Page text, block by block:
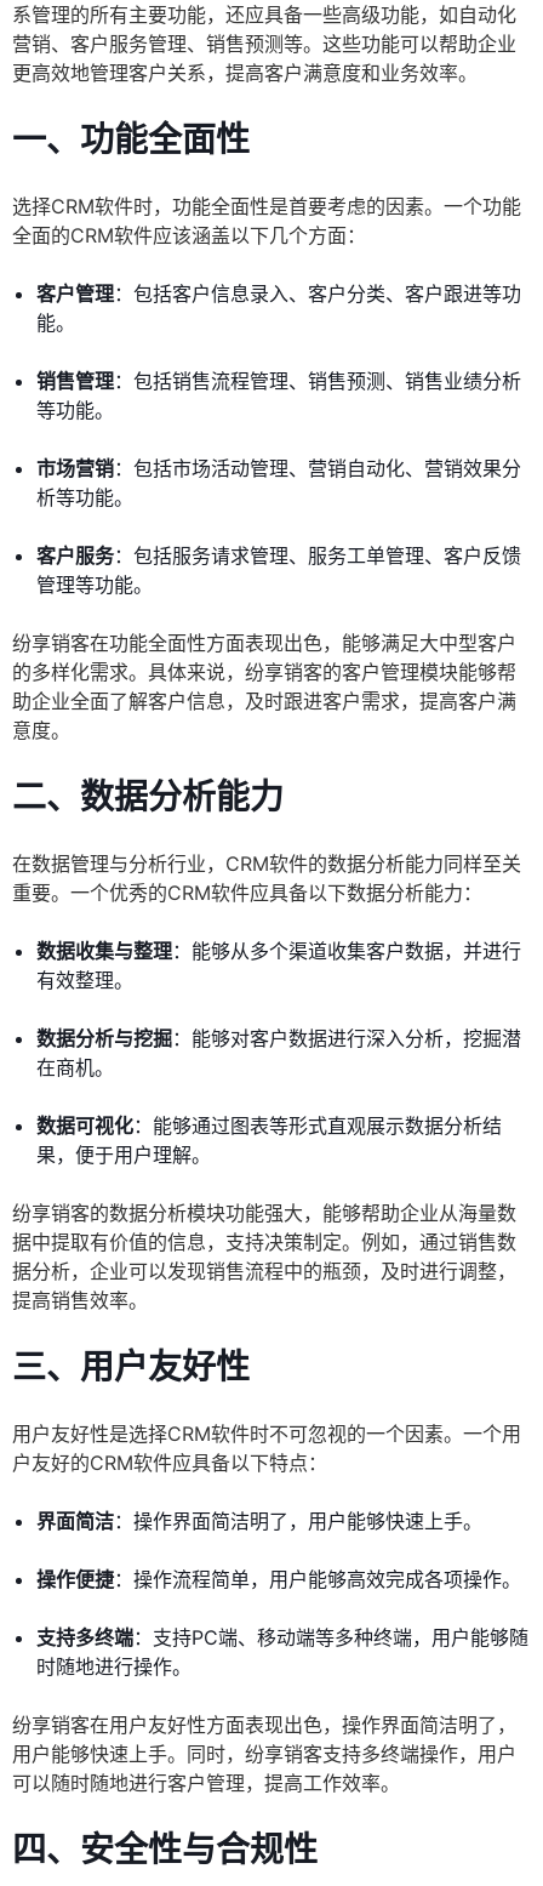
系管理的所有主要功能，还应具备一些高级功能，如自动化
营销、客户服务管理、销售预测等。这些功能可以帮助企业
更高效地管理客户关系，提高客户满意度和业务效率。
一、功能全面性
选择CRM软件时，功能全面性是首要考虑的因素。一个功能
全面的CRM软件应该涵盖以下几个方面：
客户管理：包括客户信息录入、客户分类、客户跟进等功
能。
销售管理：包括销售流程管理、销售预测、销售业绩分析
等功能。
市场营销：包括市场活动管理、营销自动化、营销效果分
析等功能。
客户服务：包括服务请求管理、服务工单管理、客户反馈
管理等功能。
纷享销客在功能全面性方面表现出色，能够满足大中型客户
的多样化需求。具体来说，纷享销客的客户管理模块能够帮
助企业全面了解客户信息，及时跟进客户需求，提高客户满
意度。
二、数据分析能力
在数据管理与分析行业，CRM软件的数据分析能力同样至关
重要。一个优秀的CRM软件应具备以下数据分析能力：
数据收集与整理：能够从多个渠道收集客户数据，并进行
有效整理。
数据分析与挖掘：能够对客户数据进行深入分析，挖掘潜
在商机。
数据可视化：能够通过图表等形式直观展示数据分析结
果，便于用户理解。
纷享销客的数据分析模块功能强大，能够帮助企业从海量数
据中提取有价值的信息，支持决策制定。例如，通过销售数
据分析，企业可以发现销售流程中的瓶颈，及时进行调整，
提高销售效率。
三、用户友好性
用户友好性是选择CRM软件时不可忽视的一个因素。一个用
户友好的CRM软件应具备以下特点：
界面简洁：操作界面简洁明了，用户能够快速上手。
操作便捷：操作流程简单，用户能够高效完成各项操作。
支持多终端：支持PC端、移动端等多种终端，用户能够随
时随地进行操作。
纷享销客在用户友好性方面表现出色，操作界面简洁明了，
用户能够快速上手。同时，纷享销客支持多终端操作，用户
可以随时随地进行客户管理，提高工作效率。
四、安全性与合规性